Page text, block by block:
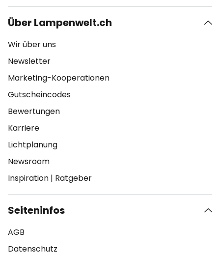
Über Lampenwelt.ch
Wir über uns
Newsletter
Marketing-Kooperationen
Gutscheincodes
Bewertungen
Karriere
Lichtplanung
Newsroom
Inspiration | Ratgeber
Seiteninfos
AGB
Datenschutz